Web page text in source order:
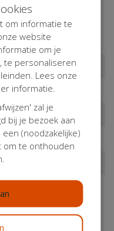
als bedrijf
activiteiten? Schrijf je
om informatie te
website
om je
te personaliseren
Lees onze
informatie.
zal je
bij je bezoek aan
(noodzakelijke)
om te onthouden